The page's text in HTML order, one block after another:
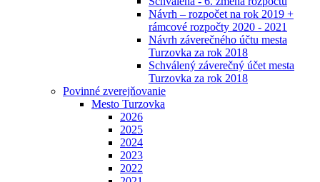
Návrh – rozpočet na rok 2019 +
rámcové rozpočty 2020 - 2021
Návrh záverečného účtu mesta
Turzovka za rok 2018
Schválený záverečný účet mesta
Turzovka za rok 2018
Povinné zverejňovanie
Mesto Turzovka
2026
2025
2024
2023
2022